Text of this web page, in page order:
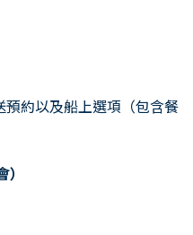
約以及船上選項（包含餐